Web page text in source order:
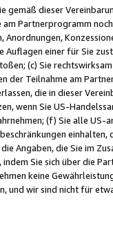
gemäß dieser
Partnerprogramm
Auflagen einer für Sie
(c) Sie
der Teilnahme am
die in dieser
wenn Sie US-
(f) Sie alle
Angaben, die Sie im
Sie sich über die
keine
und wir sind nicht für